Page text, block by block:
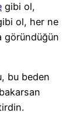
gibi ol,
ol, her ne
göründüğün
bu beden